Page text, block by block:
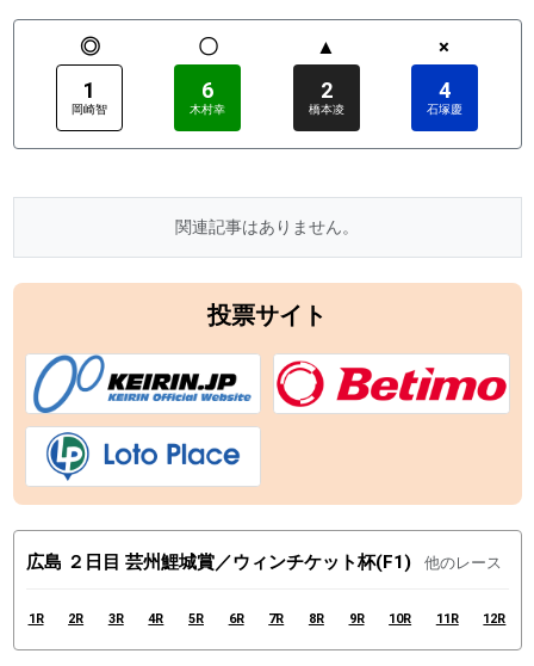
◎
1
岡崎智
〇
6
木村幸
▲
2
橋本凌
×
4
石塚慶
関連記事はありません。
投票サイト
広島 ２日目 芸州鯉城賞／ウィンチケット杯(F1) 他のレース
1R 2R 3R 4R 5R 6R 7R 8R 9R 10R 11R 12R